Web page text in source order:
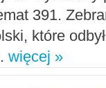
391.
które
więcej »